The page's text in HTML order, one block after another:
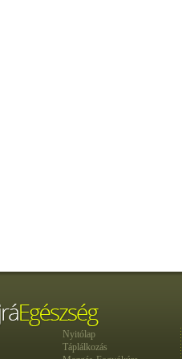
Nyitólap
Táplálkozás